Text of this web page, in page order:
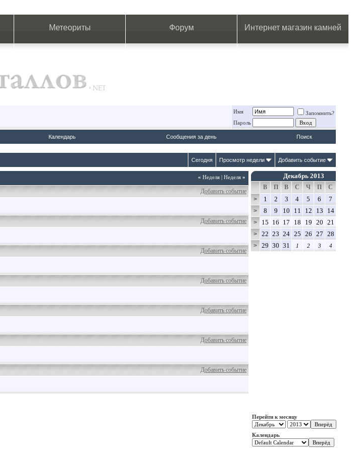
Метеориты Форум Интернет магазин камней
Имя
Запомнить?
Пароль
Календарь Сообщения за день Поиск
Сегодня Просмотр недели Добавить событие
« Неделя | Неделя »
Добавить событие
Добавить событие
Добавить событие
Добавить событие
Добавить событие
Добавить событие
Добавить событие
Декабрь 2013
В П В С Ч П
С
>
1 2 3 4 5 6 7
> 8 9 10 11 12 13 14
> 15 16 17 18 19 20 21
> 22 23 24 25 26 27 28
> 29 30 31 1 2 3 4
Перейти к месяцу
Календарь